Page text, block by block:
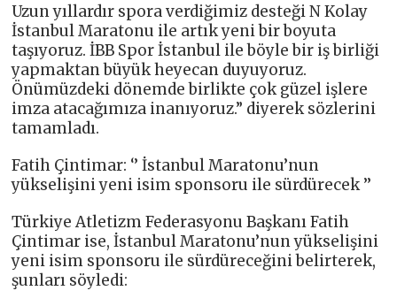
Uzun yıllardır spora verdiğimiz desteği N Kolay
İstanbul Maratonu ile artık yeni bir boyuta
taşıyoruz. İBB Spor İstanbul ile böyle bir iş birliği
yapmaktan büyük heyecan duyuyoruz.
Önümüzdeki dönemde birlikte çok güzel işlere
imza atacağımıza inanıyoruz.” diyerek sözlerini
tamamladı.
Fatih Çintimar: ‘’ İstanbul Maratonu’nun
yükselişini yeni isim sponsoru ile sürdürecek ’’
Türkiye Atletizm Federasyonu Başkanı Fatih
Çintimar ise, İstanbul Maratonu’nun yükselişini
yeni isim sponsoru ile sürdüreceğini belirterek,
şunları söyledi: